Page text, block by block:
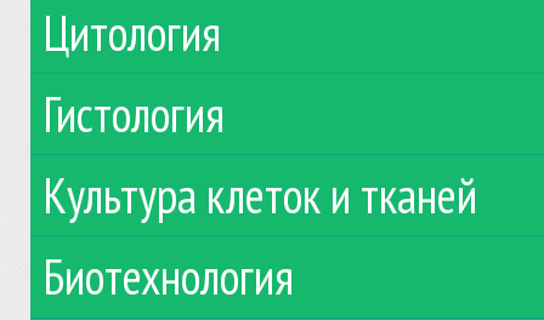
Цитология
Гистология
Культура клеток и тканей
Биотехнология